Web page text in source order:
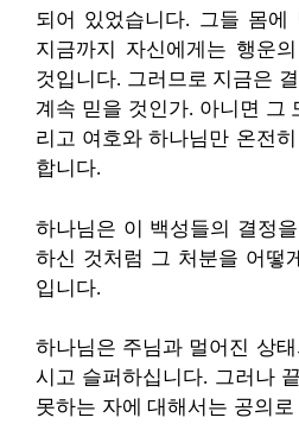
되어 있었습니다. 그들 몸에
지금까지 자신에게는 행운
것입니다. 그러므로 지금은
계속 믿을 것인가. 아니면 그
리고 여호와 하나님만 온전
합니다.
하나님은 이 백성들의 결정
하신 것처럼 그 처분을 어떻
입니다.
하나님은 주님과 멀어진 상
시고 슬퍼하십니다. 그러나
못하는 자에 대해서는 공의